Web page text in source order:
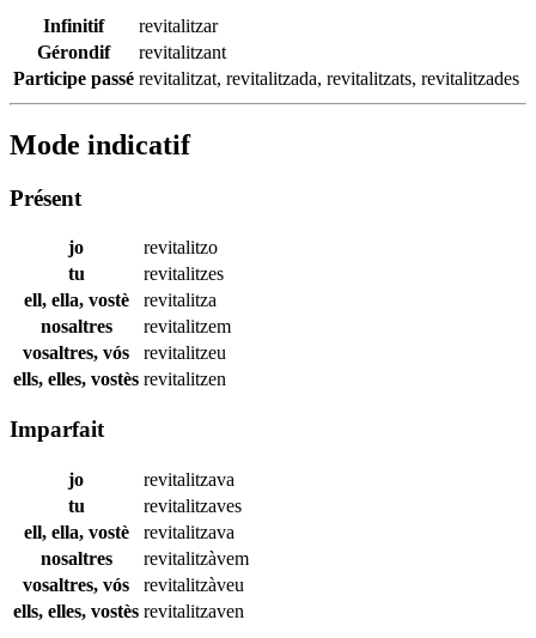
Infinitif
revitalitzar
Gérondif
revitalitzant
Participe passé revitalitzat, revitalitzada, revitalitzats, revitalitzades
Mode indicatif
Présent
jo
revitalitzo
tu
revitalitzes
ell, ella, vostè
revitalitza
nosaltres
revitalitzem
vosaltres, vós
revitalitzeu
ells, elles, vostès revitalitzen
Imparfait
jo
revitalitzava
tu
revitalitzaves
ell, ella, vostè
revitalitzava
nosaltres
revitalitzàvem
vosaltres, vós
revitalitzàveu
ells, elles, vostès revitalitzaven